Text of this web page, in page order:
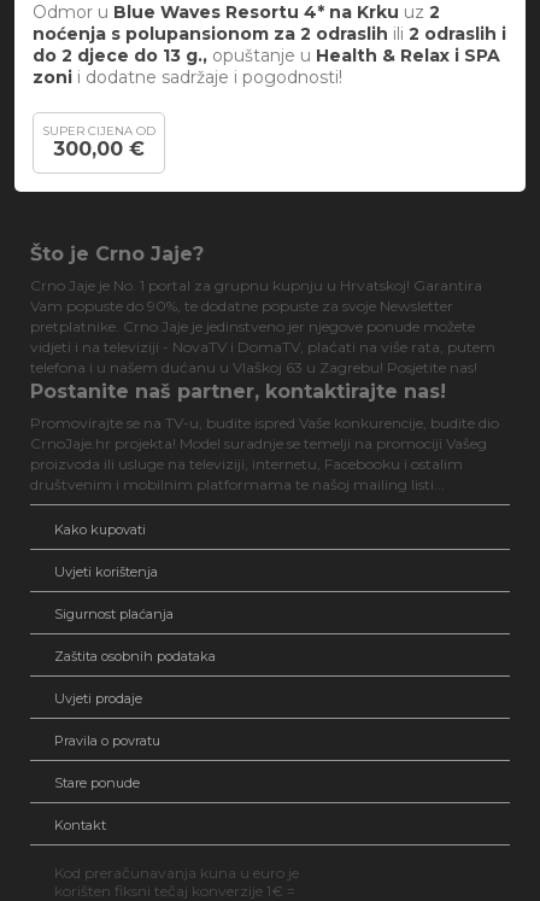
Odmor u Blue Waves Resortu 4* na Krku uz 2
noćenja s polupansionom za 2 odraslih ili 2 odraslih i
do 2 djece do 13 g., opuštanje u Health & Relax i SPA
zoni i dodatne sadržaje i pogodnosti!
SUPER CIJENA OD
300,00 €
Što je Crno Jaje?
Crno Jaje je No. 1 portal za grupnu kupnju u Hrvatskoj! Garantira
Vam popuste do 90%, te dodatne popuste za svoje Newsletter
pretplatnike. Crno Jaje je jedinstveno jer njegove ponude možete
vidjeti i na televiziji - NovaTV i DomaTV, plaćati na više rata, putem
telefona i u našem dućanu u Vlaškoj 63 u Zagrebu! Posjetite nas!
Postanite naš partner, kontaktirajte nas!
Promovirajte se na TV-u, budite ispred Vaše konkurencije, budite dio
CrnoJaje.hr projekta! Model suradnje se temelji na promociji Vašeg
proizvoda ili usluge na televiziji, internetu, Facebooku i ostalim
društvenim i mobilnim platformama te našoj mailing listi...
Kako kupovati
Uvjeti korištenja
Sigurnost plaćanja
Zaštita osobnih podataka
Uvjeti prodaje
Pravila o povratu
Stare ponude
Kontakt
Kod preračunavanja kuna u euro je
korišten fiksni tečaj konverzije 1€ =